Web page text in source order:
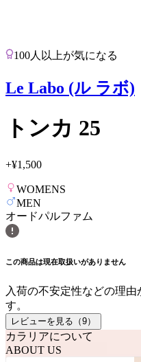
100人以上が気になる
Le Labo (ル ラボ)
トンカ 25
+¥1,500
WOMENS
MEN
オードパルファム
この商品は現在取扱いがありません
入荷の不安定性などの理
す。
レビューを見る（9）
カラリアについて
ABOUT US